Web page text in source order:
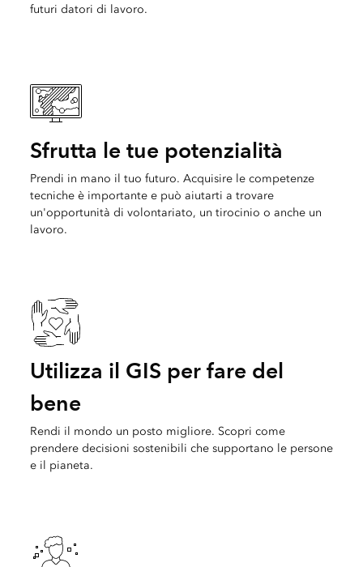
futuri datori di lavoro.
Sfrutta le tue potenzialità
Prendi in mano il tuo futuro. Acquisire le competenze
tecniche è importante e può aiutarti a trovare
un'opportunità di volontariato, un tirocinio o anche un
lavoro.
Utilizza il GIS per fare del
bene
Rendi il mondo un posto migliore. Scopri come
prendere decisioni sostenibili che supportano le persone
e il pianeta.